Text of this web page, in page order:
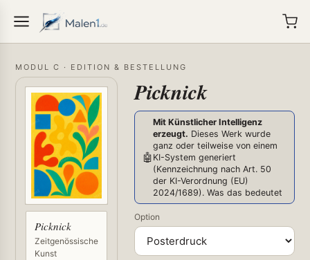
MODUL C · EDITION & BESTELLUNG
Picknick
Zeitgenössische
Kunst
Picknick
🤖
Mit Künstlicher Intelligenz
erzeugt. Dieses Werk wurde
ganz oder teilweise von einem
KI-System generiert
(Kennzeichnung nach Art. 50
der KI-Verordnung (EU)
2024/1689). Was das bedeutet
Option